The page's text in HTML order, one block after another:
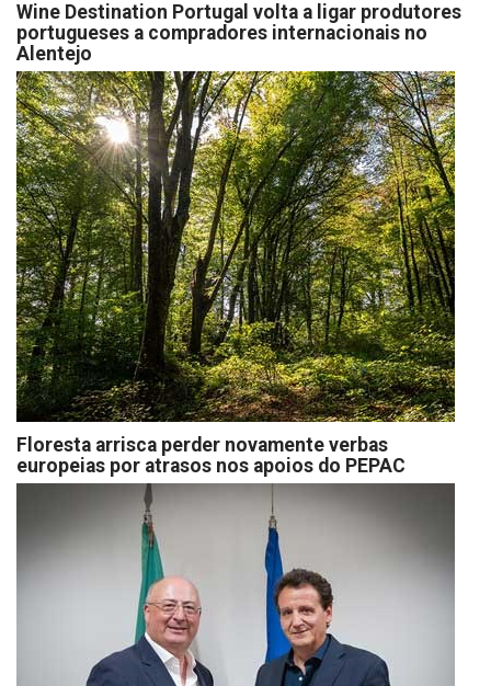
Wine Destination Portugal volta a ligar produtores
portugueses a compradores internacionais no
Alentejo
Floresta arrisca perder novamente verbas
europeias por atrasos nos apoios do PEPAC